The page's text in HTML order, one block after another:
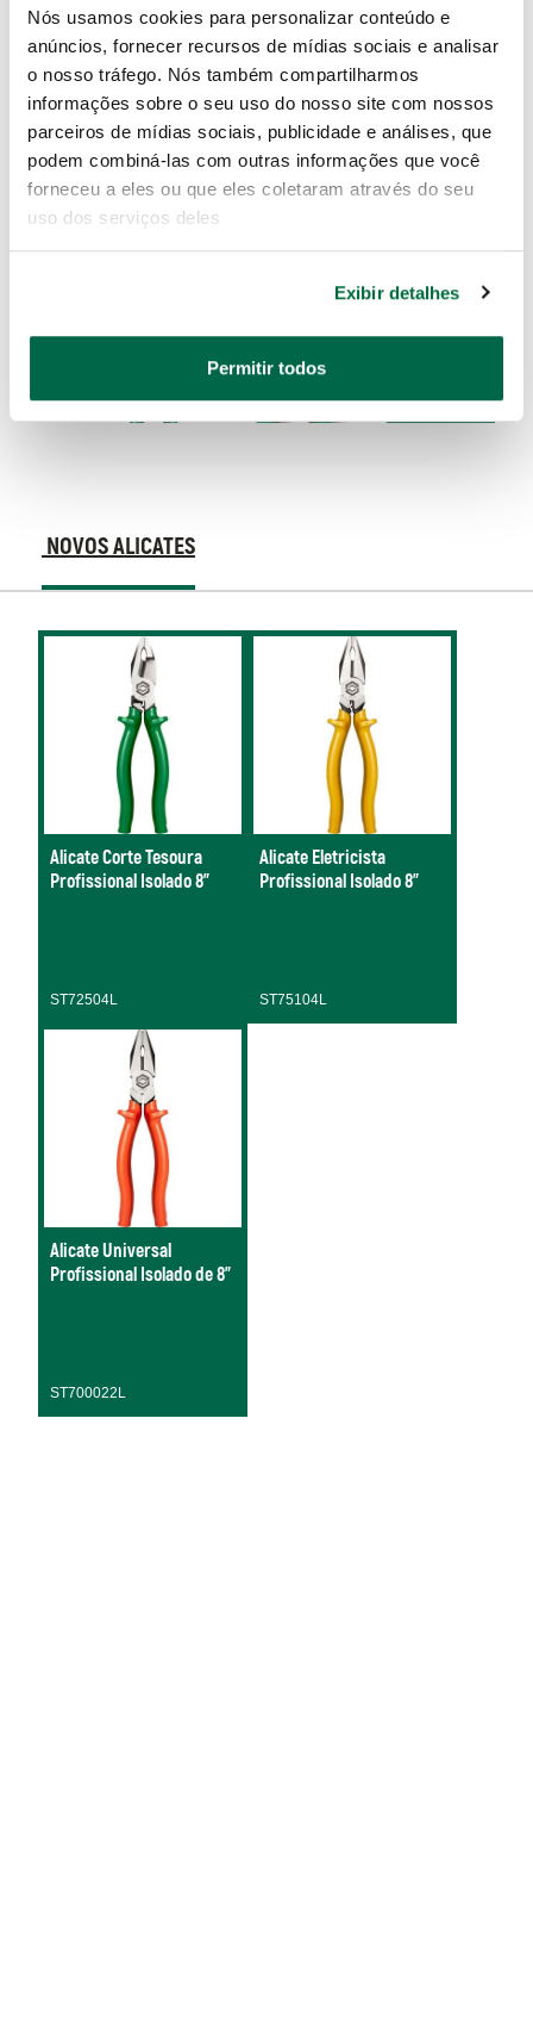
Nós usamos cookies para personalizar conteúdo e
anúncios, fornecer recursos de mídias sociais e analisar
o nosso tráfego. Nós também compartilharmos
informações sobre o seu uso do nosso site com nossos
parceiros de mídias sociais, publicidade e análises, que
podem combiná-las com outras informações que você
forneceu a eles ou que eles coletaram através do seu
uso dos serviços deles
Exibir detalhes
Permitir todos
Novos
Alicates
NOVOS ALICATES
Alicate Corte Tesoura
Profissional Isolado 8"
ST72504L
Alicate Eletricista
Profissional Isolado 8"
ST75104L
Alicate Universal
Profissional Isolado de 8"
ST700022L